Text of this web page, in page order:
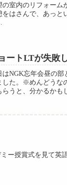
の室内のリフォーム
をはさんで、あっと
ートLTが失敗
はNGK忘年会昼の部
した。※めんどうな
らうと、分かるかも
ー授賞式を見て英